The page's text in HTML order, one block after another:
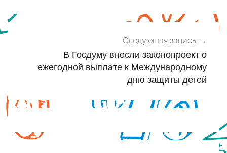
Следующая запись
В Госдуму внесли законопроект о
ежегодной выплате к Международному
дню защиты детей